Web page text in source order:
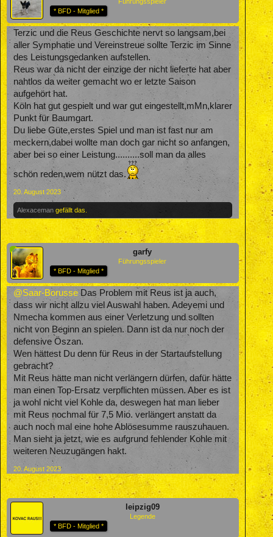
* BFD - Mitglied *
Terzic und die Reus Geschichte nervt so langsam,bei
aller Symphatie und Vereinstreue sollte Terzic im Sinne
des Leistungsgedanken aufstellen.
Reus war da nicht der einzige der nicht lieferte hat aber
nahtlos da weiter gemacht wo er letzte Saison
aufgehört hat.
Köln hat gut gespielt und war gut eingestellt,mMn,klarer
Punkt für Baumgart.
Du liebe Güte,erstes Spiel und man ist fast nur am
meckern,dabei wollte man doch gar nicht so anfangen,
aber bei so einer Leistung..........soll man da alles
schön reden,wem nützt das.
20. August 2023
Alexaceman gefällt das.
garfy
Führungsspieler
* BFD - Mitglied *
@Saar-BorusseDas Problem mit Reus ist ja auch,
dass wir nicht allzu viel Auswahl haben. Adeyemi und
Nmecha kommen aus einer Verletzung und sollten
nicht von Beginn an spielen. Dann ist da nur noch der
defensive Öszan.
Wen hättest Du denn für Reus in der Startaufstellung
gebracht?
Mit Reus hätte man nicht verlängern dürfen, dafür hätte
man einen Top-Ersatz verpflichten müssen. Aber es ist
ja wohl nicht viel Kohle da, deswegen hat man lieber
mit Reus nochmal für 7,5 Mio. verlängert anstatt da
auch noch mal eine hohe Ablösesumme rauszuhauen.
Man sieht ja jetzt, wie es aufgrund fehlender Kohle mit
weiteren Neuzugängen hakt.
20. August 2023
leipzig09
Legende
* BFD - Mitglied *